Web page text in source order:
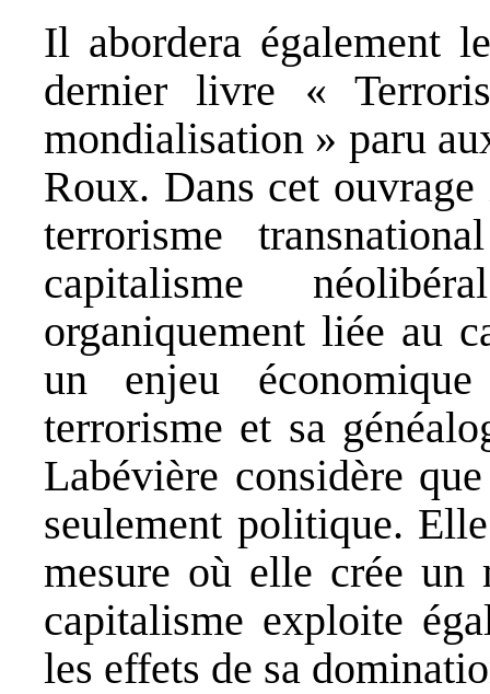
Il abordera également
dernier livre «
mondialisation » paru
Roux. Dans cet
terrorisme
capitalisme
organiquement liée au
un enjeu
terrorisme et sa
Labévière considère
seulement politique.
mesure où elle crée
capitalisme exploite
les effets de sa